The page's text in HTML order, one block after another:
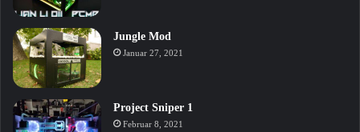
Jungle Mod
Januar 27, 2021
Project Sniper 1
Februar 8, 2021